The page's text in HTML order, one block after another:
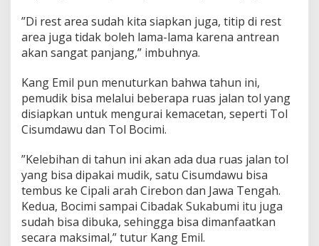
”Di rest area sudah kita siapkan juga, titip di rest
area juga tidak boleh lama-lama karena antrean
akan sangat panjang,” imbuhnya.
Kang Emil pun menuturkan bahwa tahun ini,
pemudik bisa melalui beberapa ruas jalan tol yang
disiapkan untuk mengurai kemacetan, seperti Tol
Cisumdawu dan Tol Bocimi.
”Kelebihan di tahun ini akan ada dua ruas jalan tol
yang bisa dipakai mudik, satu Cisumdawu bisa
tembus ke Cipali arah Cirebon dan Jawa Tengah.
Kedua, Bocimi sampai Cibadak Sukabumi itu juga
sudah bisa dibuka, sehingga bisa dimanfaatkan
secara maksimal,” tutur Kang Emil.